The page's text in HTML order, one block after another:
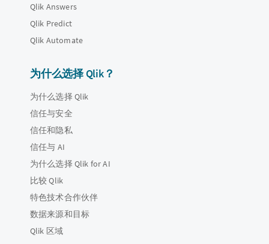
Qlik Answers
Qlik Predict
Qlik Automate
为什么选择 Qlik？
为什么选择 Qlik
信任与安全
信任和隐私
信任与 AI
为什么选择 Qlik for AI
比较 Qlik
特色技术合作伙伴
数据来源和目标
Qlik 区域